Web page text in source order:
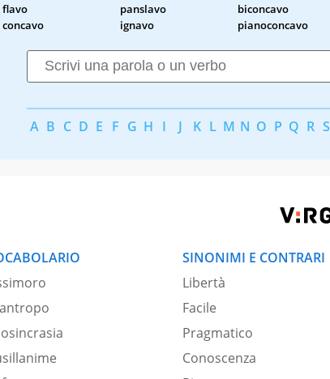
flavo panslavo biconcavo
concavo
ignavo pianoconcavo
A B C D E F G H I J K L M N O P Q R S
SINONIMI E CONTRARI
Libertà
Facile
Pragmatico
Conoscenza